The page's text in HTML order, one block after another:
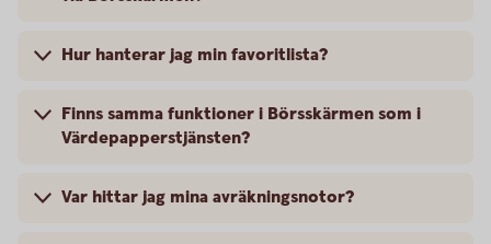
Hur hanterar jag min favoritlista?
Finns samma funktioner i Börsskärmen som i
Värdepapperstjänsten?
Var hittar jag mina avräkningsnotor?